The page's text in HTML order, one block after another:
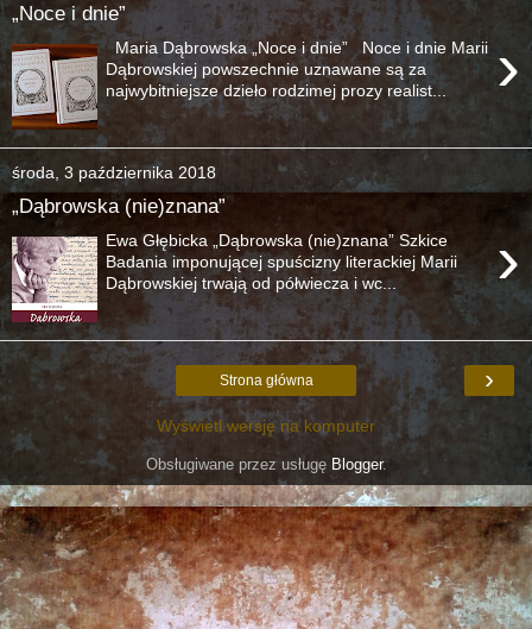
„Noce i dnie”
›
Maria Dąbrowska „Noce i dnie” Noce i dnie Marii
Dąbrowskiej powszechnie uznawane są za
najwybitniejsze dzieło rodzimej prozy realist...
środa, 3 października 2018
„Dąbrowska (nie)znana”
›
Ewa Głębicka „Dąbrowska (nie)znana” Szkice
Badania imponującej spuścizny literackiej Marii
Dąbrowskiej trwają od półwiecza i wc...
›
Strona główna
Wyświetl wersję na komputer
Obsługiwane przez usługę Blogger.